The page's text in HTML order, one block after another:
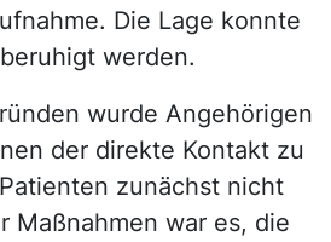
Die Lage konnte
werden.
wurde Angehörigen
der direkte Kontakt zu
zunächst nicht
Maßnahmen war es, die